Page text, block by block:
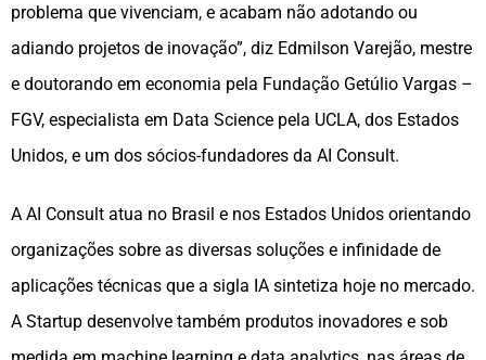
problema que vivenciam, e acabam não adotando ou
adiando projetos de inovação”, diz Edmilson Varejão, mestre
e doutorando em economia pela Fundação Getúlio Vargas –
FGV, especialista em Data Science pela UCLA, dos Estados
Unidos, e um dos sócios-fundadores da AI Consult.
A AI Consult atua no Brasil e nos Estados Unidos orientando
organizações sobre as diversas soluções e infinidade de
aplicações técnicas que a sigla IA sintetiza hoje no mercado.
A Startup desenvolve também produtos inovadores e sob